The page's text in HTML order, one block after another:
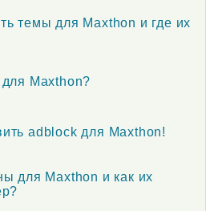
темы для Maxthon и где их
Maxthon?
adblock для Maxthon!
для Maxthon и как их